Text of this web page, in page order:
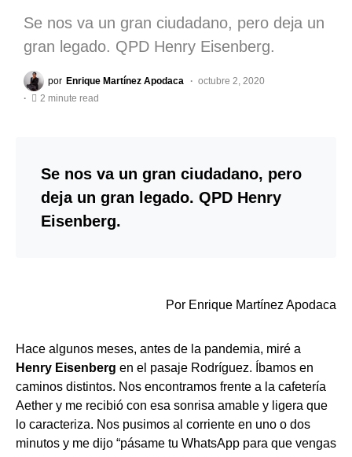
Se nos va un gran ciudadano, pero deja un
gran legado. QPD Henry Eisenberg.
por Enrique Martínez Apodaca
octubre 2, 2020
2 minute read
Se nos va un gran ciudadano, pero
deja un gran legado. QPD Henry
Eisenberg.
Por Enrique Martínez Apodaca
Hace algunos meses, antes de la pandemia, miré a
Henry Eisenberg en el pasaje Rodríguez. Íbamos en
caminos distintos. Nos encontramos frente a la cafetería
Aether y me recibió con esa sonrisa amable y ligera que
lo caracteriza. Nos pusimos al corriente en uno o dos
minutos y me dijo “pásame tu WhatsApp para que vengas